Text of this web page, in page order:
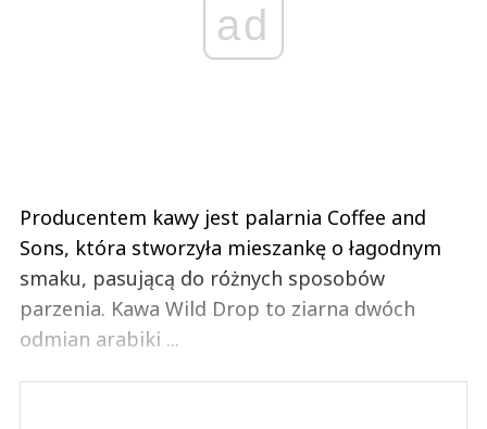
ad
Producentem kawy jest palarnia Coffee and
Sons, która stworzyła mieszankę o łagodnym
smaku, pasującą do różnych sposobów
parzenia. Kawa Wild Drop to ziarna dwóch
odmian arabiki ...